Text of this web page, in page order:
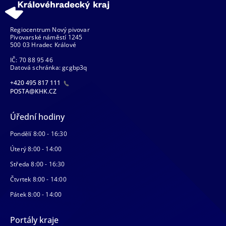
Regiocentrum Nový pivovar
Pivovarské náměstí 1245
500 03 Hradec Králové
IČ: 70 88 95 46
Datová schránka: gcgbp3q
+420 495 817 111
POSTA@KHK.CZ
Úřední hodiny
Pondělí 8:00 - 16:30
Úterý 8:00 - 14:00
Středa 8:00 - 16:30
Čtvrtek 8:00 - 14:00
Pátek 8:00 - 14:00
Portály kraje